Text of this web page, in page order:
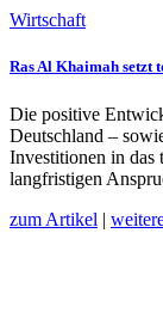
Wirtschaft
Ras Al Khaimah setzt
Die positive
Deutschland –
Investitionen in das
langfristigen
zum Artikel |